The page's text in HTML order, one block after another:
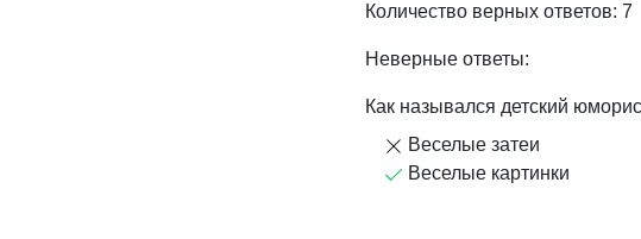
Количество верных ответов: 7
Неверные ответы:
Как назывался детский
Веселые затеи
Веселые картинки